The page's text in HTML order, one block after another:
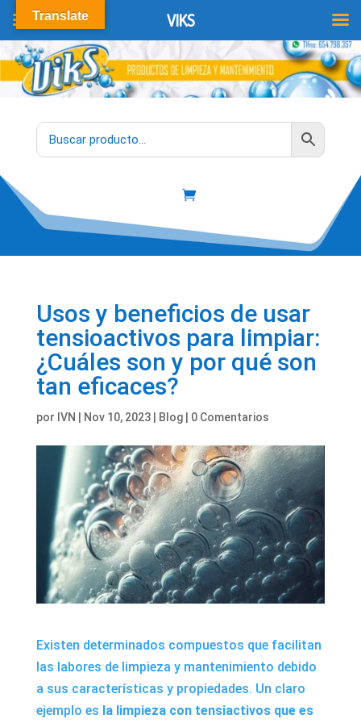
Usos y beneficios de usar
tensioactivos para limpiar:
¿Cuáles son y por qué son
tan eficaces?
por IVN Nov 10, 2023| Blog| 0 Comentarios
Existen determinados compuestos que facilitan
las labores de limpieza y mantenimiento debido
a sus características y propiedades. Un claro
ejemplo es la limpieza con tensiactivosque es
Translate VIKS